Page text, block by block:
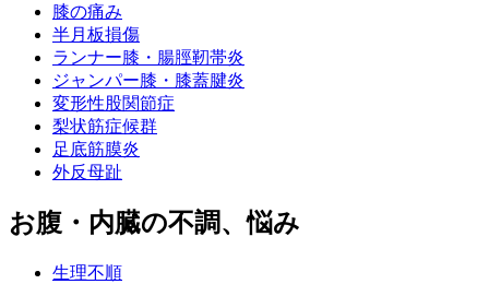
膝の痛み
半月板損傷
ランナー膝・腸脛靭帯炎
ジャンパー膝・膝蓋腱炎
変形性股関節症
梨状筋症候群
足底筋膜炎
外反母趾
お腹・内臓の不調、悩み
生理不順